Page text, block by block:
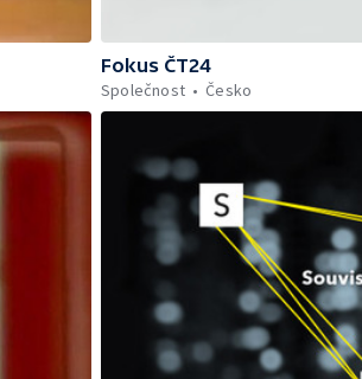
Fokus ČT24
Společnost
Česko